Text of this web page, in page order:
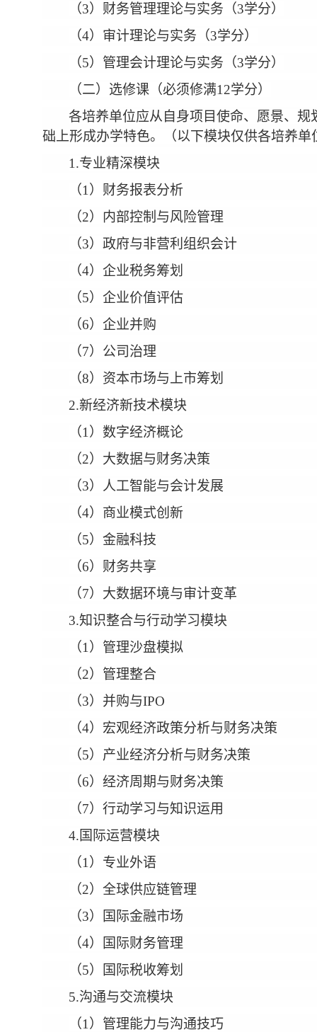
（3）财务管理理论与实务（3学分）
（4）审计理论与实务（3学分）
（5）管理会计理论与实务（3学分）
（二）选修课（必须修满12学分）
各培养单位应从自身项目使命、愿景、
础上形成办学特色。（以下模块仅供各培养单
1.专业精深模块
（1）财务报表分析
（2）内部控制与风险管理
（3）政府与非营利组织会计
（4）企业税务筹划
（5）企业价值评估
（6）企业并购
（7）公司治理
（8）资本市场与上市筹划
2.新经济新技术模块
（1）数字经济概论
（2）大数据与财务决策
（3）人工智能与会计发展
（4）商业模式创新
（5）金融科技
（6）财务共享
（7）大数据环境与审计变革
3.知识整合与行动学习模块
（1）管理沙盘模拟
（2）管理整合
（3）并购与IPO
（4）宏观经济政策分析与财务决策
（5）产业经济分析与财务决策
（6）经济周期与财务决策
（7）行动学习与知识运用
4.国际运营模块
（1）专业外语
（2）全球供应链管理
（3）国际金融市场
（4）国际财务管理
（5）国际税收筹划
5.沟通与交流模块
（1）管理能力与沟通技巧